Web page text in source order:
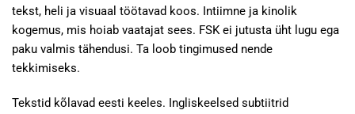
tekst, heli ja visuaal töötavad koos. Intiimne ja kinolik
kogemus, mis hoiab vaatajat sees. FSK ei jutusta üht lugu ega
paku valmis tähendusi. Ta loob tingimused nende
tekkimiseks.
Tekstid kõlavad eesti keeles. Ingliskeelsed subtiitrid